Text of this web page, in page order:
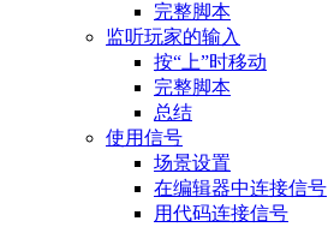
完整脚本
监听玩家的输入
按“上”时移动
完整脚本
总结
使用信号
场景设置
在编辑器中连接信号
用代码连接信号